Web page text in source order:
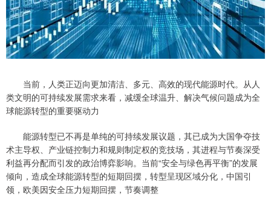
当前，人类正迈向更加清洁、多元、高效的现代能源时代。从人
类文明的可持续发展需求来看，减缓全球温升、解决气候问题成为全
球能源转型的重要驱动力
能源转型已不再是单纯的可持续发展议题，其已成为大国争夺技
术主导权、产业链控制力和规则制定权的竞技场，其进程与节奏深受
利益再分配而引发的政治博弈影响。当前“安全与绿色再平衡”的发展
倾向，造成全球能源转型的短期回摆，转型呈现区域分化，中国引
领，欧美因安全压力短期回摆，节奏调整